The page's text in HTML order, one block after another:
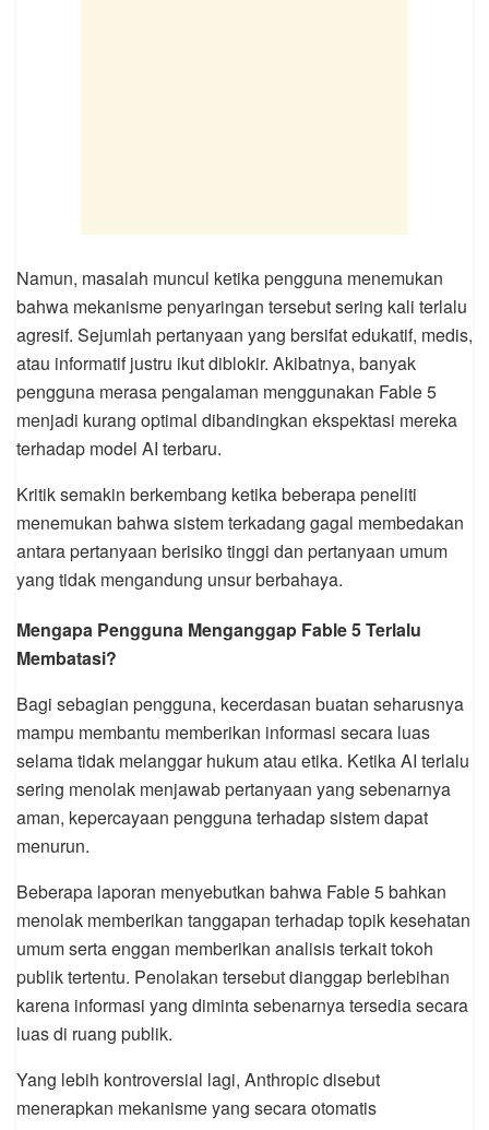
Namun, masalah muncul ketika pengguna menemukan
bahwa mekanisme penyaringan tersebut sering kali terlalu
agresif. Sejumlah pertanyaan yang bersifat edukatif, medis,
atau informatif justru ikut diblokir. Akibatnya, banyak
pengguna merasa pengalaman menggunakan Fable 5
menjadi kurang optimal dibandingkan ekspektasi mereka
terhadap model AI terbaru.
Kritik semakin berkembang ketika beberapa peneliti
menemukan bahwa sistem terkadang gagal membedakan
antara pertanyaan berisiko tinggi dan pertanyaan umum
yang tidak mengandung unsur berbahaya.
Mengapa Pengguna Menganggap Fable 5 Terlalu
Membatasi?
Bagi sebagian pengguna, kecerdasan buatan seharusnya
mampu membantu memberikan informasi secara luas
selama tidak melanggar hukum atau etika. Ketika AI terlalu
sering menolak menjawab pertanyaan yang sebenarnya
aman, kepercayaan pengguna terhadap sistem dapat
menurun.
Beberapa laporan menyebutkan bahwa Fable 5 bahkan
menolak memberikan tanggapan terhadap topik kesehatan
umum serta enggan memberikan analisis terkait tokoh
publik tertentu. Penolakan tersebut dianggap berlebihan
karena informasi yang diminta sebenarnya tersedia secara
luas di ruang publik.
Yang lebih kontroversial lagi, Anthropic disebut
menerapkan mekanisme yang secara otomatis